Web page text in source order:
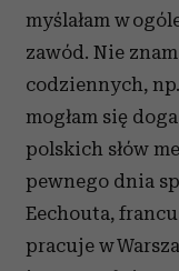
myślałam w
zawód. Nie
codziennych,
mogłam się
polskich słów
pewnego dnia
Eechouta,
pracuje w